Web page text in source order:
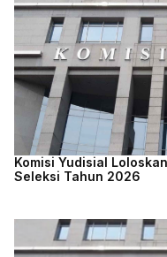
Komisi Yudisial
Seleksi Tahun 2026